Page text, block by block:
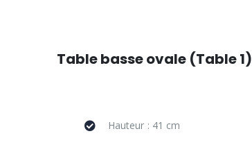
Table basse ovale (Table 1)
Hauteur : 41 cm